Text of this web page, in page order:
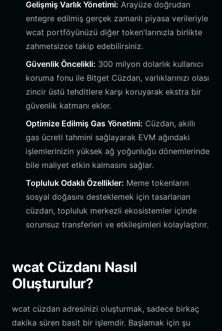
Gelişmiş Varlık Yönetimi: Arayüze doğrudan
entegre edilmiş gerçek zamanlı piyasa verileriyle
wcat portföyünüzü diğer token'larınızla birlikte
zahmetsizce takip edebilirsiniz.
Güvenlik Öncelikli: 300 milyon dolarlık kullanıcı
koruma fonu ile Bitget Cüzdan, varlıklarınızı olası
zincir üstü tehditlere karşı koruyarak ekstra bir
güvenlik katmanı ekler.
Optimize Edilmiş Gas Yönetimi: Cüzdan, akıllı
gas ücreti tahmini sağlayarak EVM ağındaki
işlemlerinizin yüksek ağ yoğunluğu dönemlerinde
bile maliyet etkin kalmasını sağlar.
Topluluk Odaklı Özellikler: Meme tokenların
sosyal doğasını desteklemek için tasarlanan
cüzdan, topluluk merkezli ekosistemler içinde
sorunsuz transferleri ve etkileşimleri kolaylaştırır.
wcat Cüzdanı Nasıl
Oluşturulur?
wcat cüzdan adresinizi oluşturmak, sadece birkaç
dakika süren basit bir işlemdir. Başlamak için şu